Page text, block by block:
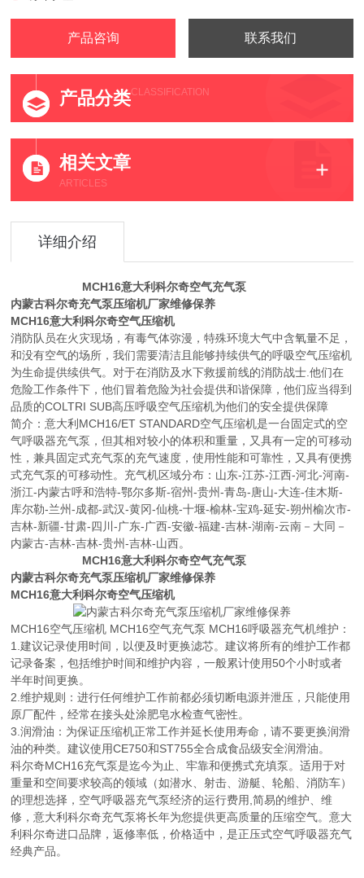
产品咨询 联系我们
产品分类CLASSIFICATION
相关文章
ARTICLES
详细介绍
MCH16意大利科尔奇空气充气泵
内蒙古科尔奇充气泵压缩机厂家维修保养
MCH16意大利科尔奇空气压缩机
消防队员在火灾现场，有毒气体弥漫，特殊环境大气中含氧量不足，
和没有空气的场所，我们需要清洁且能够持续供气的呼吸空气压缩机
为生命提供续供气。对于在消防及水下救援前线的消防战士.他们在
危险工作条件下，他们冒着危险为社会提供和谐保障，他们应当得到
品质的COLTRI SUB高压呼吸空气压缩机为他们的安全提供保障
简介：意大利MCH16/ET STANDARD空气压缩机是一台固定式的空
气呼吸器充气泵，但其相对较小的体积和重量，又具有一定的可移动
性，兼具固定式充气泵的充气速度，使用性能和可靠性，又具有便携
式充气泵的可移动性。充气机区域分布：山东-江苏-江西-河北-河南-
浙江-内蒙古呼和浩特-鄂尔多斯-宿州-贵州-青岛-唐山-大连-佳木斯-
库尔勒-兰州-成都-武汉-黄冈-仙桃-十堰-榆林-宝鸡-延安-朔州榆次市-
吉林-新疆-甘肃-四川-广东-广西-安徽-福建-吉林-湖南-云南－大同－
内蒙古-吉林-吉林-贵州-吉林-山西。
MCH16意大利科尔奇空气充气泵
内蒙古科尔奇充气泵压缩机厂家维修保养
MCH16意大利科尔奇空气压缩机
MCH16空气压缩机 MCH16空气充气泵 MCH16呼吸器充气机维护：
1.建议记录使用时间，以便及时更换滤芯。建议将所有的维护工作都
记录备案，包括维护时间和维护内容，一般累计使用50个小时或者
半年时间更换。
2.维护规则：进行任何维护工作前都必须切断电源并泄压，只能使用
原厂配件，经常在接头处涂肥皂水检查气密性。
3.润滑油：为保证压缩机正常工作并延长使用寿命，请不要更换润滑
油的种类。建议使用CE750和ST755全合成食品级安全润滑油。
科尔奇MCH16充气泵是迄今为止、牢靠和便携式充填泵。适用于对
重量和空间要求较高的领域（如潜水、射击、游艇、轮船、消防车）
的理想选择，空气呼吸器充气泵经济的运行费用,简易的维护、维
修，意大利科尔奇充气泵将长年为您提供更高质量的压缩空气。意大
利科尔奇进口品牌，返修率低，价格适中，是正压式空气呼吸器充气
经典产品。